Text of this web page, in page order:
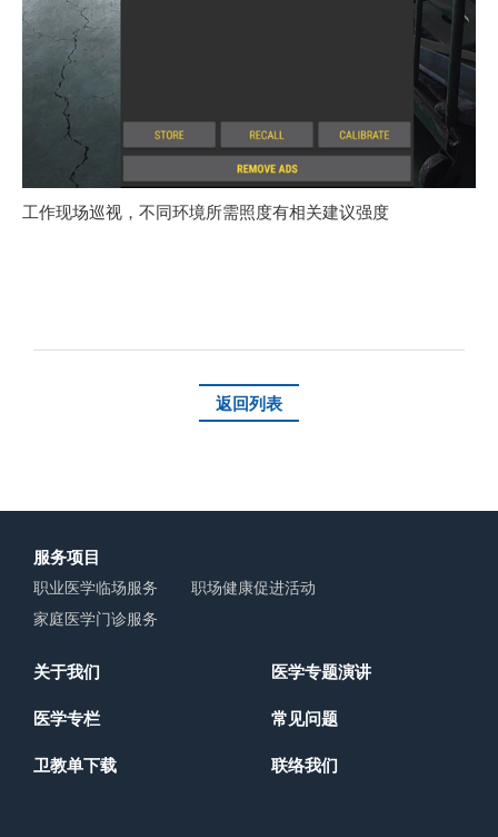
工作现场巡视，不同环境所需照度有相关建议强度
返回列表
服务项目
职业医学临场服务
职场健康促进活动
家庭医学门诊服务
关于我们 医学专题演讲
医学专栏 常见问题
卫教单下载 联络我们